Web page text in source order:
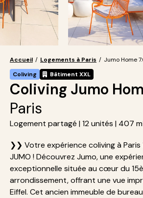
Accueil / Logements à Paris / Jumo Home
Coliving
Bâtiment XXL
Coliving Jumo
Paris
Logement partagé | 12 unités | 407
❯❯ Votre expérience coliving à Paris
JUMO ! Découvrez Jumo, une
exceptionnelle située au cœur du
arrondissement, offrant une vue
Eiffel. Cet ancien immeuble de